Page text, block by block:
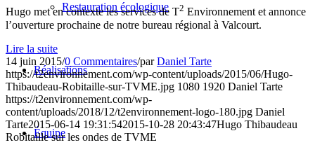
Restauration écologique
Réalisations
Équipe
Hugo met en contexte les services de T2 Environnement et annonce
l’ouverture prochaine de notre bureau régional à Valcourt.
Lire la suite
14 juin 2015/0 Commentaires/parDaniel Tarte
https://t2environnement.com/wp-content/uploads/2015/06/Hugo-
Thibaudeau-Robitaille-sur-TVME.jpg 1080 1920 Daniel Tarte
https://t2environnement.com/wp-
content/uploads/2018/12/t2environnement-logo-180.jpg Daniel
Tarte2015-06-14 19:31:542015-10-28 20:43:47Hugo Thibaudeau
Robitaille sur les ondes de TVME